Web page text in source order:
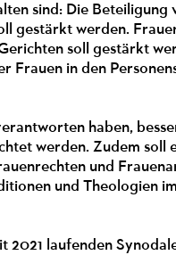
sind: Die
gestärkt werden.
soll gestärkt
Frauen in den
haben,
werden. Zudem soll
und
und Theologien
2021 laufenden